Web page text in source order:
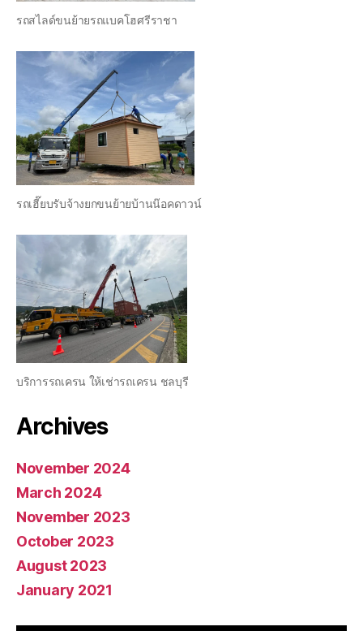
รถสไลด์ขนย้ายรถแบคโฮศรีราชา
รถเฮี๊ยบรับจ้างยกขนย้ายบ้านน๊อคดาวน์
บริการรถเครน ให้เช่ารถเครน ชลบุรี
Archives
November 2024
March 2024
November 2023
October 2023
August 2023
January 2021